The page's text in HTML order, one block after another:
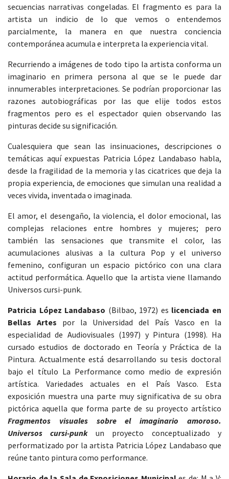
secuencias narrativas congeladas. El fragmento es para la
artista un indicio de lo que vemos o entendemos
parcialmente, la manera en que nuestra conciencia
contemporánea acumula e interpreta la experiencia vital.
Recurriendo a imágenes de todo tipo la artista conforma un
imaginario en primera persona al que se le puede dar
innumerables interpretaciones. Se podrían proporcionar las
razones autobiográficas por las que elije todos estos
fragmentos pero es el espectador quien observando las
pinturas decide su significación.
Cualesquiera que sean las insinuaciones, descripciones o
temáticas aquí expuestas Patricia López Landabaso habla,
desde la fragilidad de la memoria y las cicatrices que deja la
propia experiencia, de emociones que simulan una realidad a
veces vivida, inventada o imaginada.
El amor, el desengaño, la violencia, el dolor emocional, las
complejas relaciones entre hombres y mujeres; pero
también las sensaciones que transmite el color, las
acumulaciones alusivas a la cultura Pop y el universo
femenino, configuran un espacio pictórico con una clara
actitud performática. Aquello que la artista viene llamando
Universos cursi-punk.
Patricia López Landabaso (Bilbao, 1972) es licenciada en
Bellas Artes por la Universidad del País Vasco en la
especialidad de Audiovisuales (1997) y Pintura (1998). Ha
cursado estudios de doctorado en Teoría y Práctica de la
Pintura. Actualmente está desarrollando su tesis doctoral
bajo el título La Performance como medio de expresión
artística. Variedades actuales en el País Vasco. Esta
exposición muestra una parte muy significativa de su obra
pictórica aquella que forma parte de su proyecto artístico
Fragmentos visuales sobre el imaginario amoroso.
Universos cursi-punk
un proyecto conceptualizado y
performatizado por la artista Patricia López Landabaso que
reúne tanto pintura como performance.